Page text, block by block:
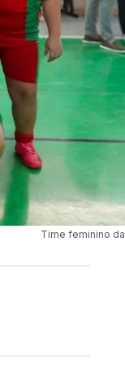
Time feminino